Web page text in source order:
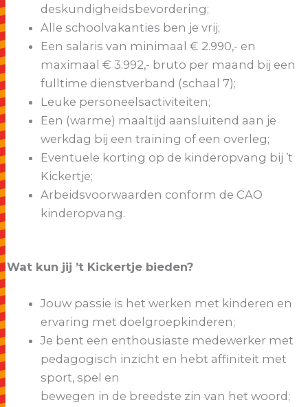
deskundigheidsbevordering;
Alle schoolvakanties ben je vrij;
Een salaris van minimaal € 2.990,- en
maximaal € 3.992,- bruto per maand bij een
fulltime dienstverband (schaal 7);
Leuke personeelsactiviteiten;
Een (warme) maaltijd aansluitend aan je
werkdag bij een training of een overleg;
Eventuele korting op de kinderopvang bij ’t
Kickertje;
Arbeidsvoorwaarden conform de CAO
kinderopvang.
Wat kun jij ’t Kickertje bieden?
Jouw passie is het werken met kinderen en
ervaring met doelgroepkinderen;
Je bent een enthousiaste medewerker met
pedagogisch inzicht en hebt affiniteit met
sport, spel en
bewegen in de breedste zin van het woord;